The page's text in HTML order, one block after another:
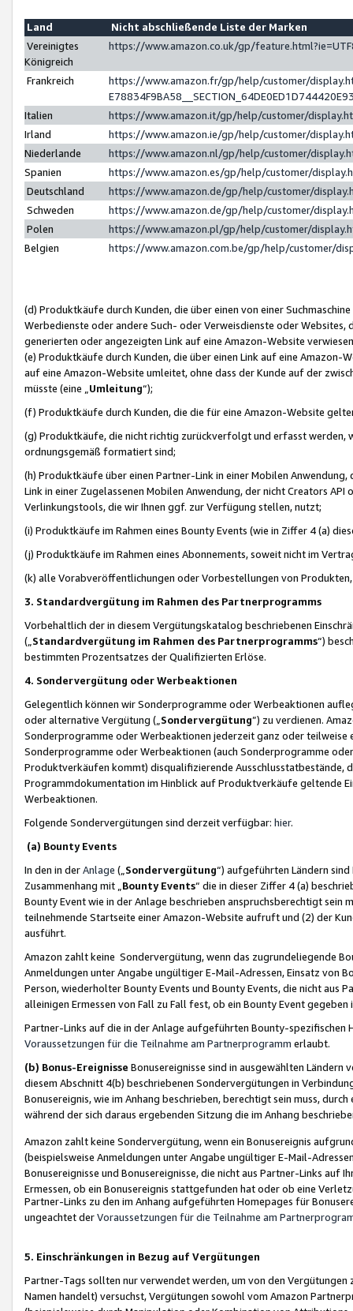
Land
Nicht abschließende Liste der Marken
Vereinigtes
Königreich
https://www.amazon.co.uk/gp/
Frankreich
https://www.amazon.fr/gp/help/customer/
Italien
https://www.amazon.it/gp/help/customer/
Irland
https://www.amazon.ie/gp/help/customer/
Niederlande
https://www.amazon.nl/gp/help/customer/
Spanien
https://www.amazon.es/gp/help/customer/
Deutschland
https://www.amazon.de/gp/help/customer/
Schweden
https://www.amazon.de/gp/help/customer/
Polen
https://www.amazon.pl/gp/help/customer/
Belgien
https://www.amazon.com.be/gp/help/customer/
(d) Produktkäufe durch Kunden, die über einen von einer
Werbedienste oder andere Such- oder Verweisdienste oder Websites,
generierten oder angezeigten Link auf eine Amazon-Website
(e) Produktkäufe durch Kunden, die über einen Link auf eine
auf eine Amazon-Website umleitet, ohne dass der Kunde auf der
müsste (eine „ Umleitung“);
(f) Produktkäufe durch Kunden, die die für eine Amazon-Website
(g) Produktkäufe, die nicht richtig zurückverfolgt und erfasst werden,
ordnungsgemäß formatiert sind;
(h) Produktkäufe über einen Partner-Link in einer Mobilen
Link in einer Zugelassenen Mobilen Anwendung, der nicht Creators
Verlinkungstools, die wir Ihnen ggf. zur Verfügung stellen, nutzt;
(i) Produktkäufe im Rahmen eines Bounty Events (wie in Ziffer 4 (a)
(j) Produktkäufe im Rahmen eines Abonnements, soweit nicht im
(k) alle Vorabveröffentlichungen oder Vorbestellungen von
3. Standardvergütung im Rahmen des Partnerprogramms
Vorbehaltlich der in diesem Vergütungskatalog beschriebenen
(„ Standardvergütung im Rahmen des Partnerprogramms“)
bestimmten Prozentsatzes der Qualifizierten Erlöse.
4. Sondervergütung oder Werbeaktionen
Gelegentlich können wir Sonderprogramme oder Werbeaktionen
oder alternative Vergütung („ Sondervergütung”) zu verdienen.
Sonderprogramme oder Werbeaktionen jederzeit ganz oder
Sonderprogramme oder Werbeaktionen (auch Sonderprogramme
Produktverkäufen kommt) disqualifizierende Ausschlusstatbestände,
Programmdokumentation im Hinblick auf Produktverkäufe geltende
Werbeaktionen.
Folgende Sondervergütungen sind derzeit verfügbar: hier.
(a) Bounty Events
In den in derAnlage („ Sondervergütung“) aufgeführten Ländern
Zusammenhang mit „ Bounty Events“ die in dieser Ziffer 4 (a)
Bounty Event wie in der Anlage beschrieben anspruchsberechtigt sein
teilnehmende Startseite einer Amazon-Website aufruft und (2) der
ausführt.
Amazon zahlt keine Sondervergütung, wenn das zugrundeliegende
Anmeldungen unter Angabe ungültiger E-Mail-Adressen, Einsatz von
Person, wiederholter Bounty Events und Bounty Events, die nicht
alleinigen Ermessen von Fall zu Fall fest, ob ein Bounty Event
Partner-Links auf die in der Anlage aufgeführten Bounty-spezifischen
Voraussetzungen für die Teilnahme am Partnerprogramm erlaubt.
(b) Bonus-Ereignisse Bonusereignisse sind in ausgewählten Ländern
diesem Abschnitt 4(b) beschriebenen Sondervergütungen in
Bonusereignis, wie im Anhang beschrieben, berechtigt sein muss,
während der sich daraus ergebenden Sitzung die im Anhang
Amazon zahlt keine Sondervergütung, wenn ein Bonusereignis
(beispielsweise Anmeldungen unter Angabe ungültiger E-Mail-
Bonusereignisse und Bonusereignisse, die nicht aus Partner-Links auf
Ermessen, ob ein Bonusereignis stattgefunden hat oder ob eine
Partner-Links zu den im Anhang aufgeführten Homepages für
ungeachtet derVoraussetzungen für die Teilnahme am
5. Einschränkungen in Bezug auf Vergütungen
Partner-Tags sollten nur verwendet werden, um von den
Namen handelt) versuchst, Vergütungen sowohl vom Amazon